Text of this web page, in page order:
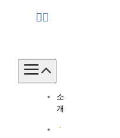
Toggle
Navigation
소
개
소